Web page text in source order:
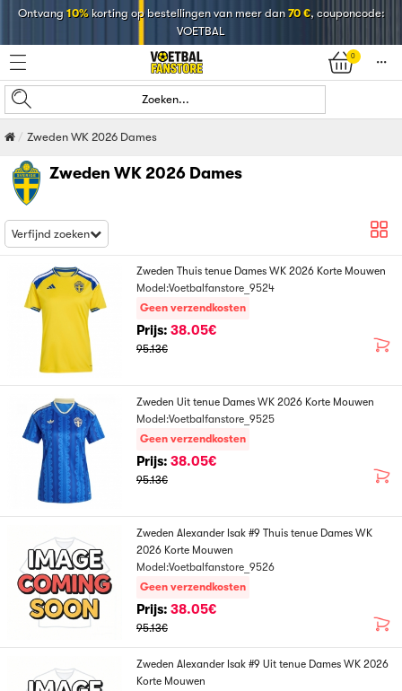
Ontvang 10%korting op bestellingen van meer dan70 €, couponcode:
VOETBAL
0
󰄒
Zoeken...
Zweden WK 2026 Dames
Zweden WK 2026 Dames
Verfijnd zoeken
Zweden Thuis tenue Dames WK 2026 Korte Mouwen
Model:Voetbalfanstore_9524
Geen verzendkosten
Prijs: 38.05€
95.13€
Zweden Uit tenue Dames WK 2026 Korte Mouwen
Model:Voetbalfanstore_9525
Geen verzendkosten
Prijs: 38.05€
95.13€
Zweden Alexander Isak #9 Thuis tenue Dames WK
2026 Korte Mouwen
Model:Voetbalfanstore_9526
Geen verzendkosten
Prijs: 38.05€
95.13€
Zweden Alexander Isak #9 Uit tenue Dames WK 2026
Korte Mouwen